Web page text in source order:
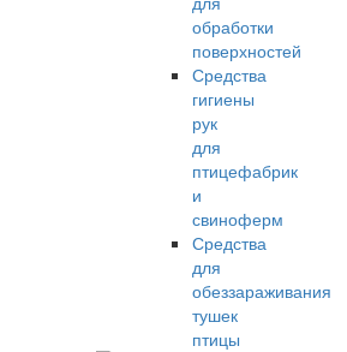
обработки
поверхностей
Средства
гигиены
рук
для
птицефабрик
и
свиноферм
Средства
для
обеззараживания
тушек
птицы